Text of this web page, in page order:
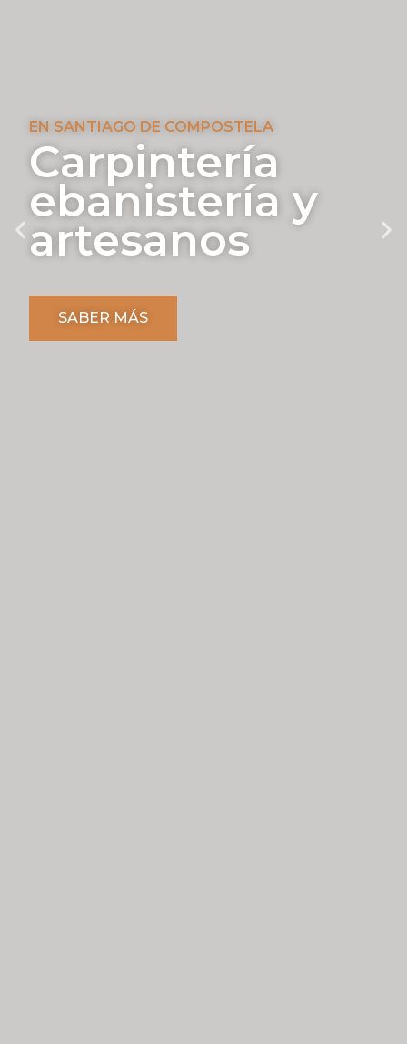
EN SANTIAGO DE COMPOSTELA​
Carpintería
ebanistería y
artesanos
SABER MÁS